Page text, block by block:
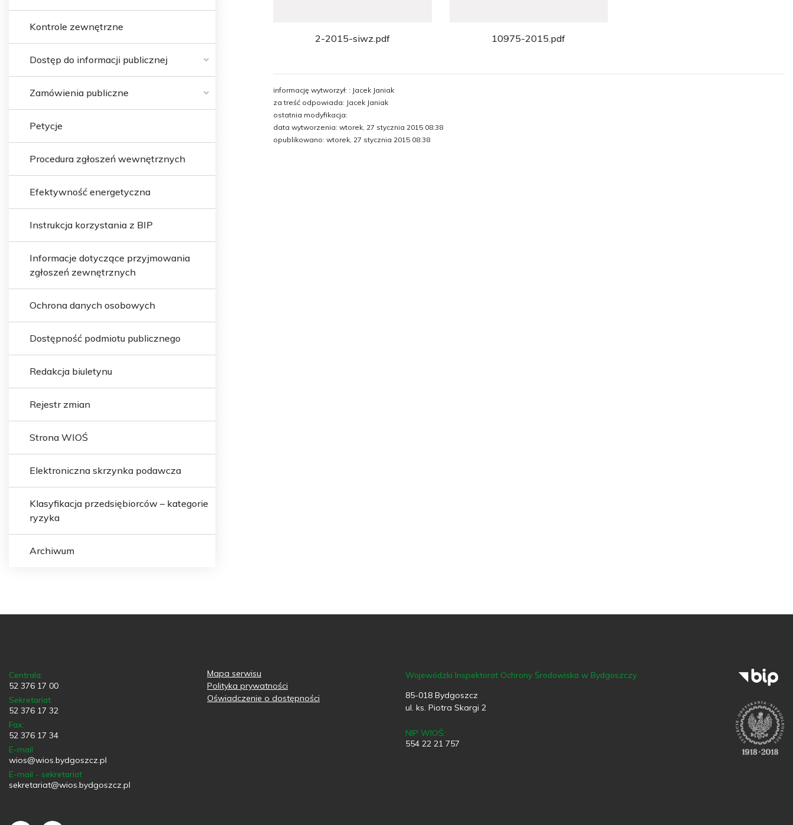
Kontrole zewnętrzne
Dostęp do informacji publicznej
Zamówienia publiczne
Petycje
Procedura zgłoszeń wewnętrznych
Efektywność energetyczna
Instrukcja korzystania z BIP
Informacje dotyczące przyjmowania
zgłoszeń zewnętrznych
Ochrona danych osobowych
Dostępność podmiotu publicznego
Redakcja biuletynu
Rejestr zmian
Strona WIOŚ
Elektroniczna skrzynka podawcza
Klasyfikacja przedsiębiorców – kategorie
ryzyka
Archiwum
2-2015-siwz.pdf 10975-2015.pdf
informację wytworzył: : Jacek Janiak
za treść odpowiada: Jacek Janiak
ostatnia modyfikacja:
data wytworzenia: wtorek, 27 stycznia 2015 08:38
opublikowano: wtorek, 27 stycznia 2015 08:38
Centrala:
52 376 17 00
Sekretariat:
52 376 17 32
Fax:
52 376 17 34
E-mail
wios@wios.bydgoszcz.pl
E-mail - sekretariat
sekretariat@wios.bydgoszcz.pl
Mapa serwisu
Polityka prywatności
Oświadczenie o dostępności
Wojewódzki Inspektorat Ochrony Środowiska w Bydgoszczy
85-018 Bydgoszcz
ul. ks. Piotra Skargi 2
NIP WIOŚ:
554 22 21 757